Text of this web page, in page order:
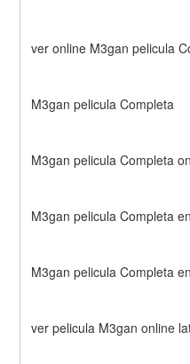
ver online M3gan pelicula
M3gan pelicula Completa
M3gan pelicula Completa
M3gan pelicula Completa
M3gan pelicula Completa
ver pelicula M3gan online